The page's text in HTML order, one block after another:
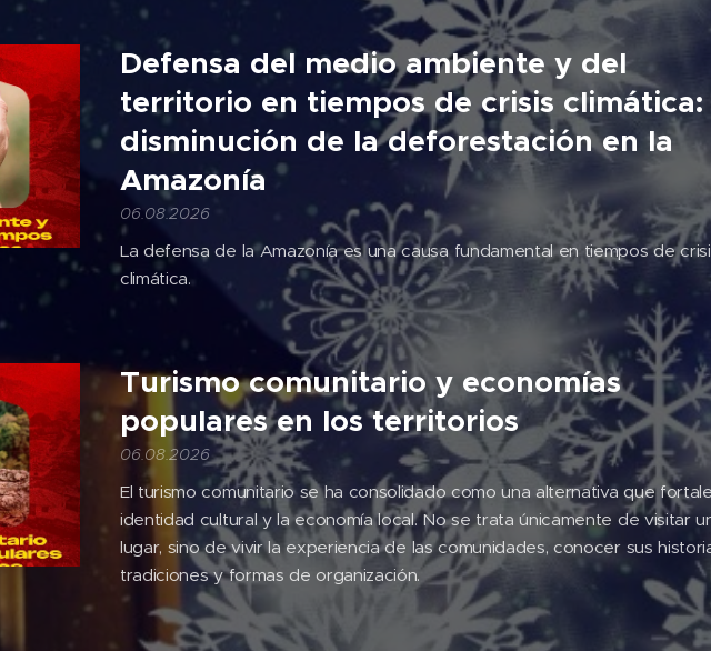
Defensa del medio ambiente y del
territorio en tiempos de crisis climática:
disminución de la deforestación en la
Amazonía
06.08.2026
La defensa de la Amazonía es una causa fundamental en tiempos de
climática.
Turismo comunitario y economías
populares en los territorios
06.08.2026
El turismo comunitario se ha consolidado como una alternativa que
identidad cultural y la economía local. No se trata únicamente de visitar
lugar, sino de vivir la experiencia de las comunidades, conocer sus
tradiciones y formas de organización.